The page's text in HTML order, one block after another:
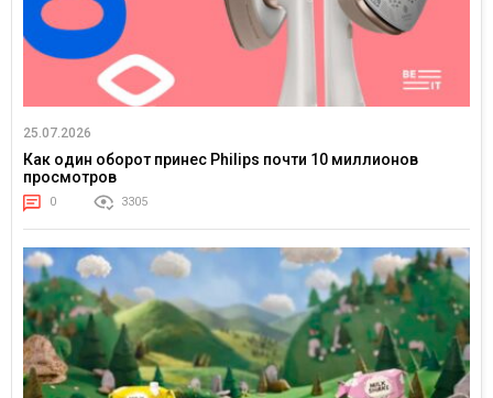
25.07.2026
Как один оборот принес Philips почти 10 миллионов
просмотров
0 3305